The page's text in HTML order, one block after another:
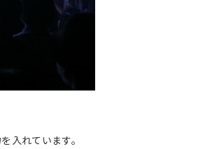
入れています。